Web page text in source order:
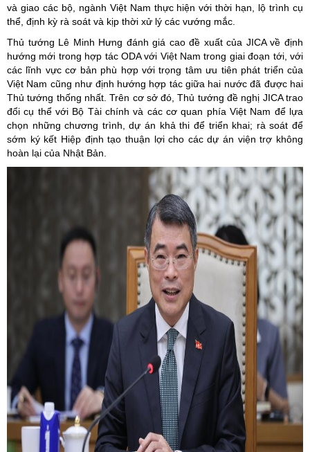
và giao các bộ, ngành Việt Nam thực hiện với thời hạn, lộ trình cụ
thể, định kỳ rà soát và kịp thời xử lý các vướng mắc.
Thủ tướng Lê Minh Hưng đánh giá cao đề xuất của JICA về định
hướng mới trong hợp tác ODA với Việt Nam trong giai đoạn tới, với
các lĩnh vực cơ bản phù hợp với trọng tâm ưu tiên phát triển của
Việt Nam cũng như định hướng hợp tác giữa hai nước đã được hai
Thủ tướng thống nhất. Trên cơ sở đó, Thủ tướng đề nghị JICA trao
đổi cụ thể với Bộ Tài chính và các cơ quan phía Việt Nam để lựa
chọn những chương trình, dự án khả thi để triển khai; rà soát để
sớm ký kết Hiệp định tạo thuận lợi cho các dự án viện trợ không
hoàn lại của Nhật Bản.